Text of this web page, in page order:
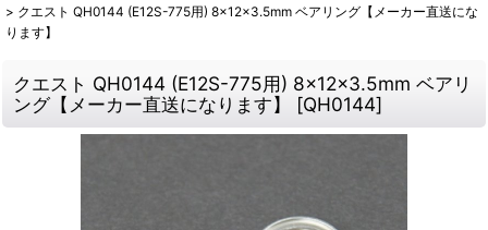
> クエスト QH0144 (E12S-775用) 8×12×3.5mm ベアリング【メーカー直送にな
ります】
クエスト QH0144 (E12S-775用) 8×12×3.5mm ベアリ
ング【メーカー直送になります】 [QH0144]